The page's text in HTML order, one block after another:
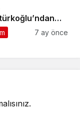
7 ay önce
.